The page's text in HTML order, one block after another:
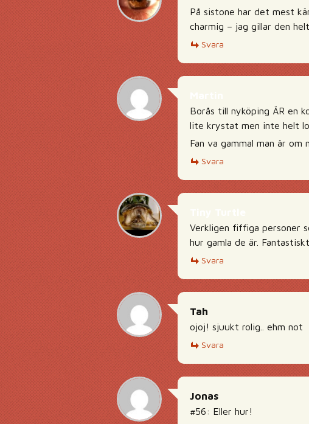
På sistone har det mest
charmig – jag gillar den
Svara
Borås till nyköping ÄR en
lite krystat men inte helt
Fan va gammal man är
Svara
Verkligen fiffiga personer
hur gamla de är. Fantastiskt.
Svara
Tah
ojoj! sjuukt rolig.. ehm not
Svara
Jonas
#56: Eller hur!